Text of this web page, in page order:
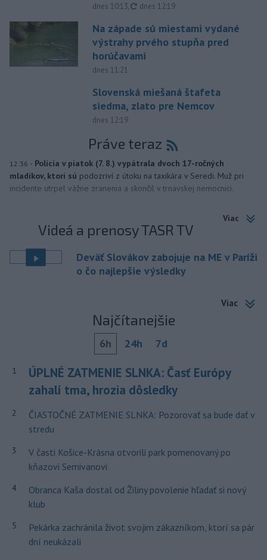
dnes 10:13, aktualizované
dnes 12:19
Na západe sú miestami vydané
výstrahy prvého stupňa pred
horúčavami
dnes 11:21
Slovenská miešaná štafeta
siedma, zlato pre Nemcov
dnes 12:19
Práve teraz
12:36 - Polícia v piatok (7. 8.) vypátrala dvoch 17-ročných
mladíkov, ktorí sú podozriví z útoku na taxikára v Seredi. Muž pri
incidente utrpel vážne zranenia a skončil v trnavskej nemocnici.
Viac
Videá a prenosy TASR TV
Deväť Slovákov zabojuje na ME v Paríži
o čo najlepšie výsledky
Viac
Najčítanejšie
6h 24h 7d
1
ÚPLNÉ ZATMENIE SLNKA: Časť Európy
zahalí tma, hrozia dôsledky
2
ČIASTOČNÉ ZATMENIE SLNKA: Pozorovať sa bude dať v
stredu
3
V časti Košice-Krásna otvorili park pomenovaný po
kňazovi Semivanovi
4
Obranca Kaša dostal od Žiliny povolenie hľadať si nový
klub
5
Pekárka zachránila život svojim zákazníkom, ktorí sa pár
dní neukázali